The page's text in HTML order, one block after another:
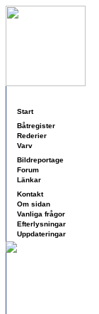
Start
Båtregister
Rederier
Varv
Bildreportage
Forum
Länkar
Kontakt
Om sidan
Vanliga frågor
Efterlysningar
Uppdateringar